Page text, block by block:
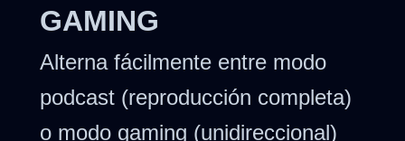
GAMING
Alterna fácilmente entre modo
podcast (reproducción completa)
o modo gaming (unidireccional)